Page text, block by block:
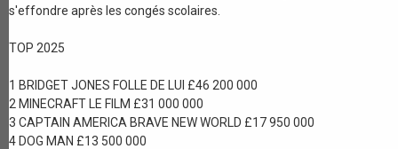
s'effondre après les congés scolaires.
TOP 2025
1 BRIDGET JONES FOLLE DE LUI £46 200 000
2 MINECRAFT LE FILM £31 000 000
3 CAPTAIN AMERICA BRAVE NEW WORLD £17 950 000
4 DOG MAN £13 500 000